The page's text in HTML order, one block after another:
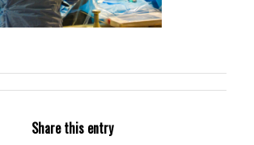
Share this entry